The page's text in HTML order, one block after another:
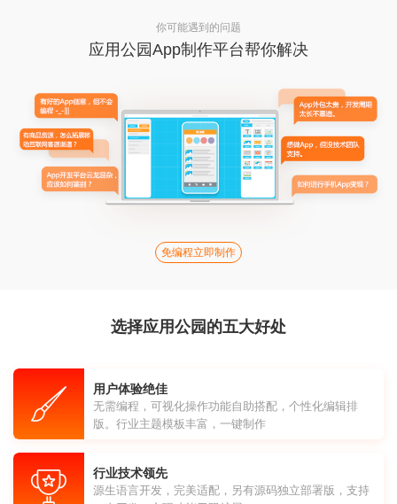
你可能遇到的问题
应用公园App制作平台帮你解决
免编程立即制作
选择应用公园的五大好处
用户体验绝佳
无需编程，可视化操作功能自助搭配，个性化编辑排
版。行业主题模板丰富，一键制作
行业技术领先
源生语言开发，完美适配，另有源码独立部署版，支持